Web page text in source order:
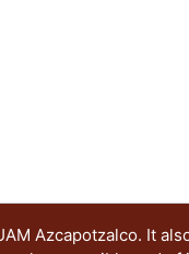
Azcapotzalco. It